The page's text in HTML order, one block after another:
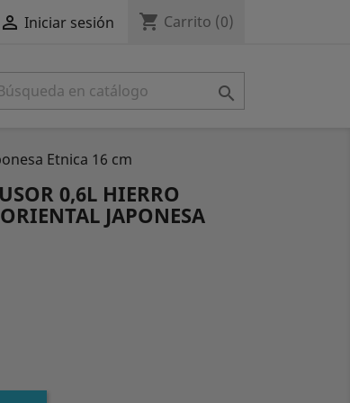
 Iniciar sesión shopping_cart Carrito (0)

Etnica 16 cm
0,6L HIERRO
JAPONESA